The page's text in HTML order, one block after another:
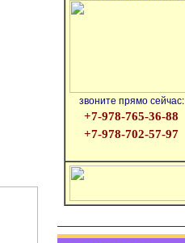
звоните прямо сейчас:
+7-978-765-36-88
+7-978-702-57-97